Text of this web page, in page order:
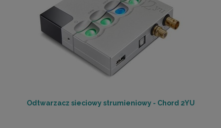
Odtwarzacz sieciowy strumieniowy - Chord 2YU